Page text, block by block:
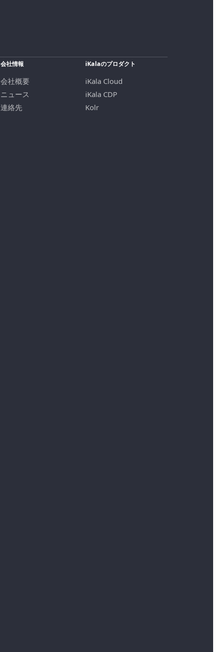
会社情報
会社概要
ニュース
連絡先
iKalaのプロダクト
iKala Cloud
iKala CDP
Kolr